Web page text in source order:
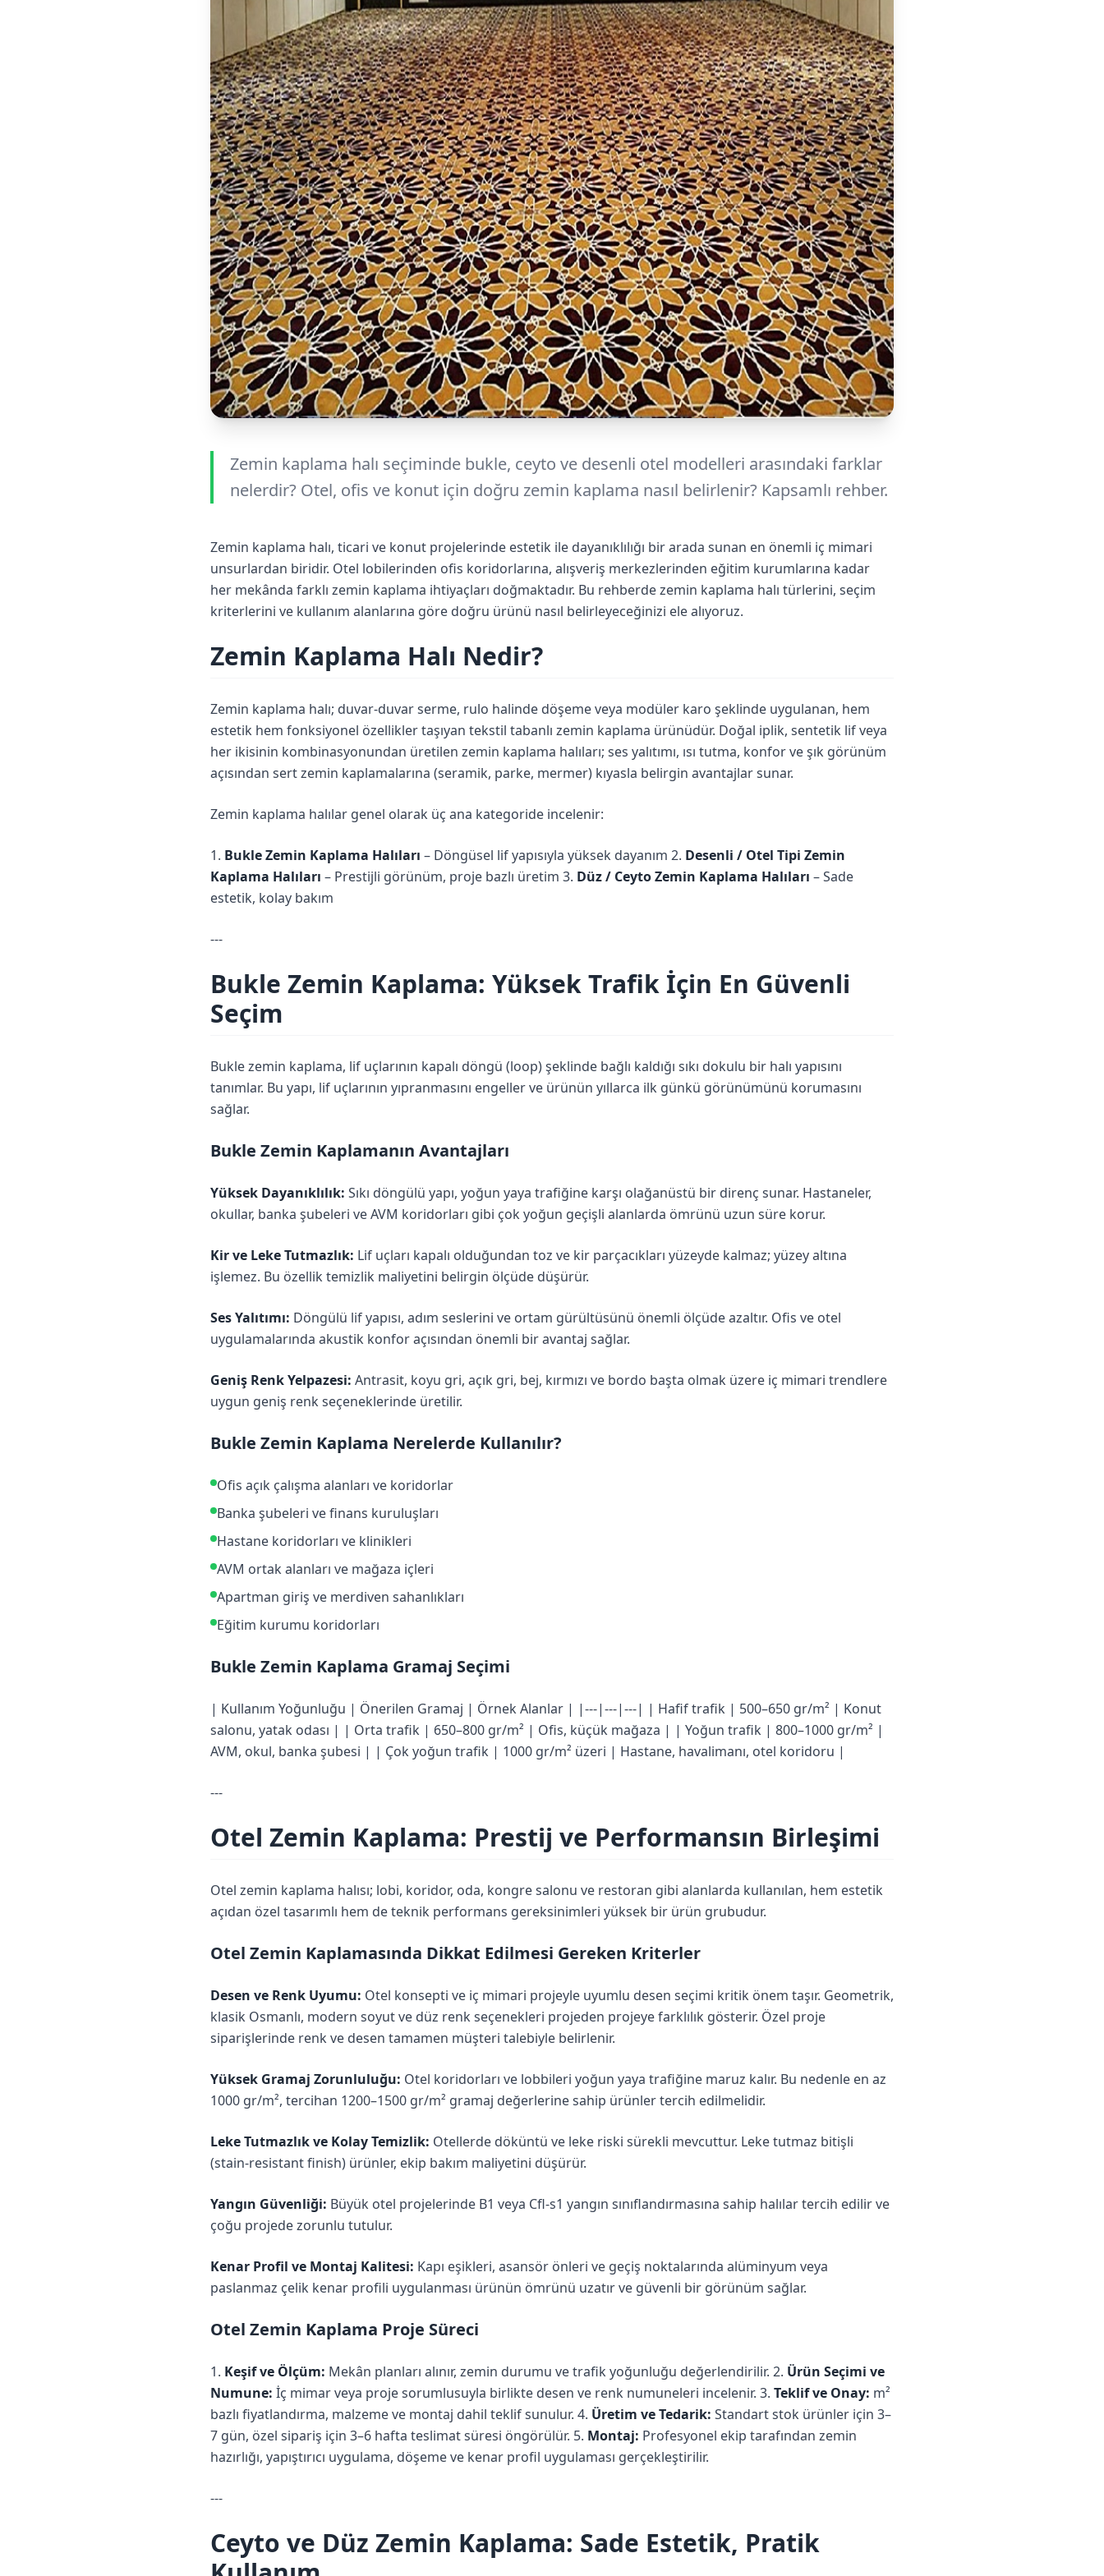
Zemin kaplama halı seçiminde bukle, ceyto ve desenli otel modelleri arasındaki farklar
nelerdir? Otel, ofis ve konut için doğru zemin kaplama nasıl belirlenir? Kapsamlı rehber.
Zemin kaplama halı, ticari ve konut projelerinde estetik ile dayanıklılığı bir arada sunan en önemli iç mimari
unsurlardan biridir. Otel lobilerinden ofis koridorlarına, alışveriş merkezlerinden eğitim kurumlarına kadar
her mekânda farklı zemin kaplama ihtiyaçları doğmaktadır. Bu rehberde zemin kaplama halı türlerini, seçim
kriterlerini ve kullanım alanlarına göre doğru ürünü nasıl belirleyeceğinizi ele alıyoruz.
Zemin Kaplama Halı Nedir?
Zemin kaplama halı; duvar-duvar serme, rulo halinde döşeme veya modüler karo şeklinde uygulanan, hem
estetik hem fonksiyonel özellikler taşıyan tekstil tabanlı zemin kaplama ürünüdür. Doğal iplik, sentetik lif veya
her ikisinin kombinasyonundan üretilen zemin kaplama halıları; ses yalıtımı, ısı tutma, konfor ve şık görünüm
açısından sert zemin kaplamalarına (seramik, parke, mermer) kıyasla belirgin avantajlar sunar.
Zemin kaplama halılar genel olarak üç ana kategoride incelenir:
1. Bukle Zemin Kaplama Halıları – Döngüsel lif yapısıyla yüksek dayanım 2. Desenli / Otel Tipi Zemin
Kaplama Halıları – Prestijli görünüm, proje bazlı üretim 3. Düz / Ceyto Zemin Kaplama Halıları – Sade
estetik, kolay bakım
---
Bukle Zemin Kaplama: Yüksek Trafik İçin En Güvenli
Seçim
Bukle zemin kaplama, lif uçlarının kapalı döngü (loop) şeklinde bağlı kaldığı sıkı dokulu bir halı yapısını
tanımlar. Bu yapı, lif uçlarının yıpranmasını engeller ve ürünün yıllarca ilk günkü görünümünü korumasını
sağlar.
Bukle Zemin Kaplamanın Avantajları
Yüksek Dayanıklılık: Sıkı döngülü yapı, yoğun yaya trafiğine karşı olağanüstü bir direnç sunar. Hastaneler,
okullar, banka şubeleri ve AVM koridorları gibi çok yoğun geçişli alanlarda ömrünü uzun süre korur.
Kir ve Leke Tutmazlık: Lif uçları kapalı olduğundan toz ve kir parçacıkları yüzeyde kalmaz; yüzey altına
işlemez. Bu özellik temizlik maliyetini belirgin ölçüde düşürür.
Ses Yalıtımı: Döngülü lif yapısı, adım seslerini ve ortam gürültüsünü önemli ölçüde azaltır. Ofis ve otel
uygulamalarında akustik konfor açısından önemli bir avantaj sağlar.
Geniş Renk Yelpazesi: Antrasit, koyu gri, açık gri, bej, kırmızı ve bordo başta olmak üzere iç mimari trendlere
uygun geniş renk seçeneklerinde üretilir.
Bukle Zemin Kaplama Nerelerde Kullanılır?
Ofis açık çalışma alanları ve koridorlar
Banka şubeleri ve finans kuruluşları
Hastane koridorları ve klinikleri
AVM ortak alanları ve mağaza içleri
Apartman giriş ve merdiven sahanlıkları
Eğitim kurumu koridorları
Bukle Zemin Kaplama Gramaj Seçimi
| Kullanım Yoğunluğu | Önerilen Gramaj | Örnek Alanlar | |---|---|---| | Hafif trafik | 500–650 gr/m² | Konut
salonu, yatak odası | | Orta trafik | 650–800 gr/m² | Ofis, küçük mağaza | | Yoğun trafik | 800–1000 gr/m² |
AVM, okul, banka şubesi | | Çok yoğun trafik | 1000 gr/m² üzeri | Hastane, havalimanı, otel koridoru |
---
Otel Zemin Kaplama: Prestij ve Performansın Birleşimi
Otel zemin kaplama halısı; lobi, koridor, oda, kongre salonu ve restoran gibi alanlarda kullanılan, hem estetik
açıdan özel tasarımlı hem de teknik performans gereksinimleri yüksek bir ürün grubudur.
Otel Zemin Kaplamasında Dikkat Edilmesi Gereken Kriterler
Desen ve Renk Uyumu: Otel konsepti ve iç mimari projeyle uyumlu desen seçimi kritik önem taşır. Geometrik,
klasik Osmanlı, modern soyut ve düz renk seçenekleri projeden projeye farklılık gösterir. Özel proje
siparişlerinde renk ve desen tamamen müşteri talebiyle belirlenir.
Yüksek Gramaj Zorunluluğu: Otel koridorları ve lobbileri yoğun yaya trafiğine maruz kalır. Bu nedenle en az
1000 gr/m², tercihan 1200–1500 gr/m² gramaj değerlerine sahip ürünler tercih edilmelidir.
Leke Tutmazlık ve Kolay Temizlik: Otellerde döküntü ve leke riski sürekli mevcuttur. Leke tutmaz bitişli
(stain-resistant finish) ürünler, ekip bakım maliyetini düşürür.
Yangın Güvenliği: Büyük otel projelerinde B1 veya Cfl-s1 yangın sınıflandırmasına sahip halılar tercih edilir ve
çoğu projede zorunlu tutulur.
Kenar Profil ve Montaj Kalitesi: Kapı eşikleri, asansör önleri ve geçiş noktalarında alüminyum veya
paslanmaz çelik kenar profili uygulanması ürünün ömrünü uzatır ve güvenli bir görünüm sağlar.
Otel Zemin Kaplama Proje Süreci
1. Keşif ve Ölçüm: Mekân planları alınır, zemin durumu ve trafik yoğunluğu değerlendirilir. 2. Ürün Seçimi ve
Numune: İç mimar veya proje sorumlusuyla birlikte desen ve renk numuneleri incelenir. 3. Teklif ve Onay: m²
bazlı fiyatlandırma, malzeme ve montaj dahil teklif sunulur. 4. Üretim ve Tedarik: Standart stok ürünler için 3–
7 gün, özel sipariş için 3–6 hafta teslimat süresi öngörülür. 5. Montaj: Profesyonel ekip tarafından zemin
hazırlığı, yapıştırıcı uygulama, döşeme ve kenar profil uygulaması gerçekleştirilir.
---
Ceyto ve Düz Zemin Kaplama: Sade Estetik, Pratik